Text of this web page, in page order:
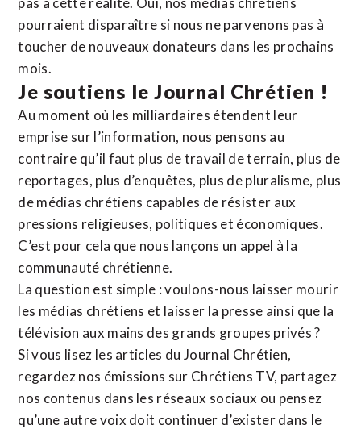
pourraient disparaître si nous ne parvenons pas à
toucher de nouveaux donateurs dans les prochains
mois.
Je soutiens le Journal Chrétien !
Au moment où les milliardaires étendent leur
emprise sur l’information, nous pensons au
contraire qu’il faut plus de travail de terrain, plus de
reportages, plus d’enquêtes, plus de pluralisme, plus
de médias chrétiens capables de résister aux
pressions religieuses, politiques et économiques.
C’est pour cela que nous lançons un appel à la
communauté chrétienne.
La question est simple : voulons-nous laisser mourir
les médias chrétiens et laisser la presse ainsi que la
télévision aux mains des grands groupes privés ?
Si vous lisez les articles du Journal Chrétien,
regardez nos émissions sur Chrétiens TV, partagez
nos contenus dans les réseaux sociaux ou pensez
qu’une autre voix doit continuer d’exister dans le